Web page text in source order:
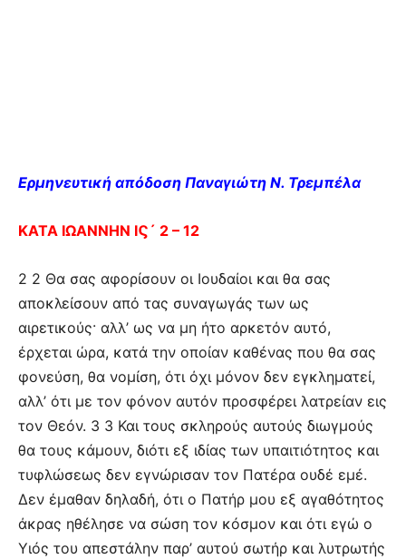
Ερμηνευτική απόδοση Παναγιώτη Ν. Τρεμπέλα
ΚΑΤΑ ΙΩΑΝΝΗΝ ΙϚ´ 2 – 12
2 2 Θα σας αφορίσουν οι Ιουδαίοι και θα σας
αποκλείσουν από τας συναγωγάς των ως
αιρετικούς· αλλ’ ως να μη ήτο αρκετόν αυτό,
έρχεται ώρα, κατά την οποίαν καθένας που θα σας
φονεύση, θα νομίση, ότι όχι μόνον δεν εγκληματεί,
αλλ’ ότι με τον φόνον αυτόν προσφέρει λατρείαν εις
τον Θεόν. 3 3 Και τους σκληρούς αυτούς διωγμούς
θα τους κάμουν, διότι εξ ιδίας των υπαιτιότητος και
τυφλώσεως δεν εγνώρισαν τον Πατέρα ουδέ εμέ.
Δεν έμαθαν δηλαδή, ότι ο Πατήρ μου εξ αγαθότητος
άκρας ηθέλησε να σώση τον κόσμον και ότι εγώ ο
Υιός του απεστάλην παρ’ αυτού σωτήρ και λυτρωτής